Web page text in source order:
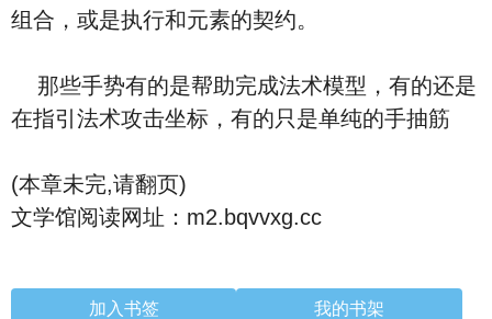
组合，或是执行和元素的契约。
那些手势有的是帮助完成法术模型，有的还是
在指引法术攻击坐标，有的只是单纯的手抽筋
(本章未完,请翻页)
文学馆阅读网址：m2.bqvvxg.cc
加入书签 我的书架